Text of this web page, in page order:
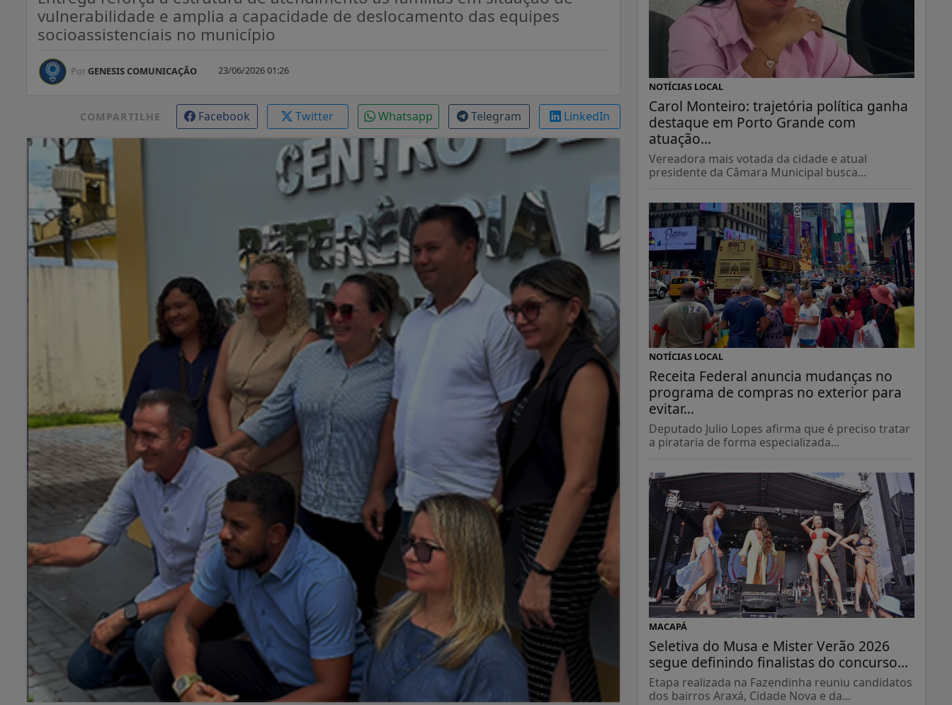
vulnerabilidade e amplia a capacidade de deslocamento das equipes
socioassistenciais no município
Por GENESIS COMUNICAÇÃO 23/06/2026 01:26
COMPARTILHE Facebook Twitter Whatsapp Telegram LinkedIn
NOTÍCIAS LOCAL
Carol Monteiro: trajetória política ganha
destaque em Porto Grande com
atuação...
Vereadora mais votada da cidade e atual
presidente da Câmara Municipal busca...
NOTÍCIAS LOCAL
Receita Federal anuncia mudanças no
programa de compras no exterior para
evitar...
Deputado Julio Lopes afirma que é preciso tratar
a pirataria de forma especializada...
MACAPÁ
Seletiva do Musa e Mister Verão 2026
segue definindo finalistas do concurso...
Etapa realizada na Fazendinha reuniu candidatos
dos bairros Araxá, Cidade Nova e da...